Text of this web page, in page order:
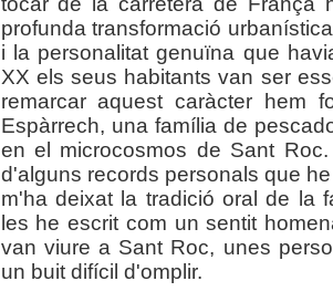
profunda transformació
i la personalitat genuïna que
XX els seus habitants van ser
remarcar aquest caràcter hem
Espàrrech, una família de
en el microcosmos de Sant
d'alguns records personals que
m'ha deixat la tradició oral de la
les he escrit com un sentit
van viure a Sant Roc, unes
un buit difícil d'omplir.